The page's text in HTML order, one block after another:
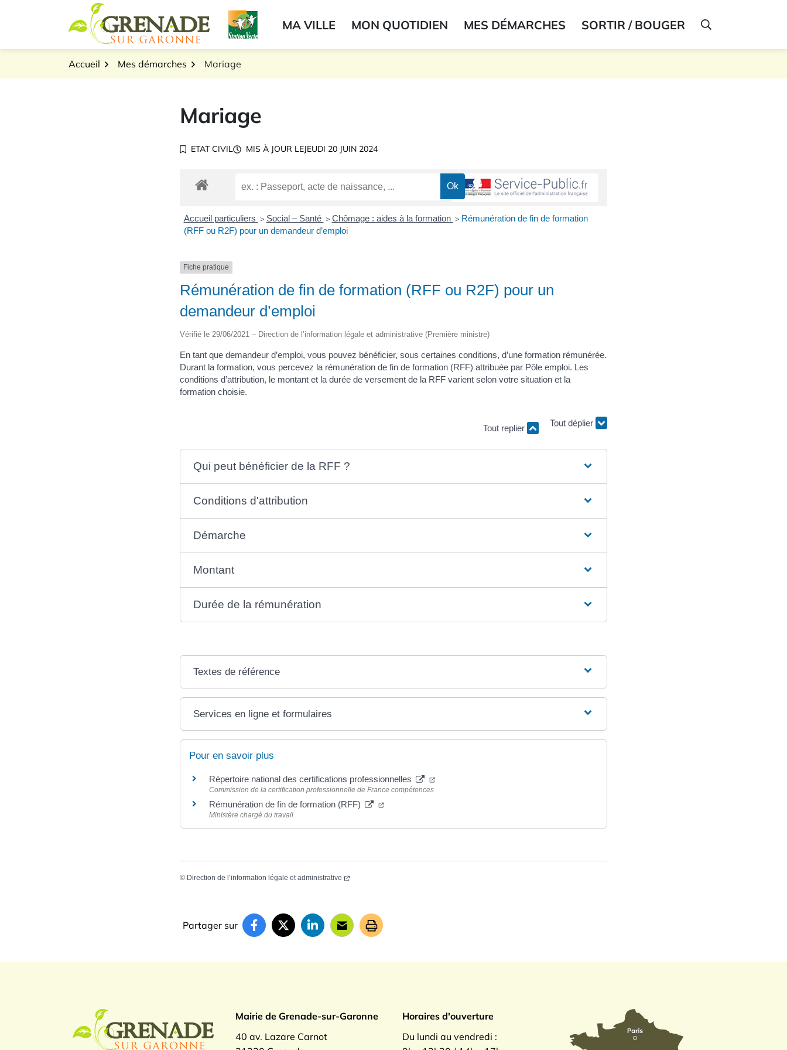
Logo Grenade sur GaronneMA VILLE MON QUOTIDIEN MES DÉMARCHES SORTIR / BOUGER AFFICHER LA
Accueil Mes démarches Mariage
Mariage
ETAT CIVIL MIS À JOUR LEJEUDI 20 JUIN 2024
Accueil particuliers > Social – Santé > Chômage : aides à la formation > Rémunération de fin de formation
(RFF ou R2F) pour un demandeur d’emploi
Fiche pratique
Rémunération de fin de formation (RFF ou R2F) pour un
demandeur d’emploi
Vérifié le 29/06/2021 – Direction de l’information légale et administrative (Première ministre)
En tant que demandeur d’emploi, vous pouvez bénéficier, sous certaines conditions, d’une formation rémunérée.
Durant la formation, vous percevez la rémunération de fin de formation (RFF) attribuée par Pôle emploi. Les
conditions d’attribution, le montant et la durée de versement de la RFF varient selon votre situation et la
formation choisie.
Tout replier Tout déplier
Qui peut bénéficier de la RFF ?
Conditions d'attribution
Démarche
Montant
Durée de la rémunération
Textes de référence
Services en ligne et formulaires
Pour en savoir plus
Répertoire national des certifications professionnelles
Commission de la certification professionnelle de France compétences
Rémunération de fin de formation (RFF)
Ministère chargé du travail
© Direction de l’information légale et administrative
Partager sur
Logo Grenade sur Garonne
Mairie de Grenade-sur-Garonne
40 av. Lazare Carnot
Horaires d'ouverture
Du lundi au vendredi :